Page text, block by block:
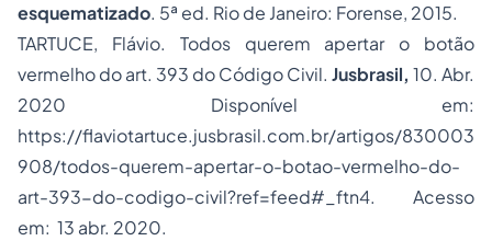
esquematizado. 5ª ed. Rio de Janeiro: Forense, 2015.
TARTUCE, Flávio. Todos querem apertar o botão
vermelho do art. 393 do Código Civil. Jusbrasil, 10. Abr.
2020 Disponível em:
https://flaviotartuce.jusbrasil.com.br/artigos/830003
908/todos-querem-apertar-o-botao-vermelho-do-
art-393-do-codigo-civil?ref=feed#_ftn4. Acesso
em: 13 abr. 2020.